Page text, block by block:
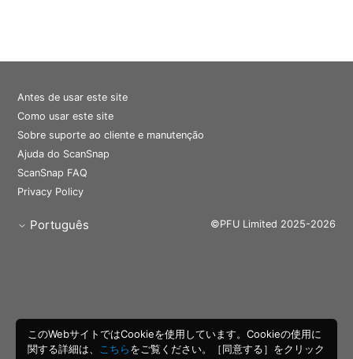
Antes de usar este site
Como usar este site
Sobre suporte ao cliente e manutenção
Ajuda do ScanSnap
ScanSnap FAQ
Privacy Policy
Português ©PFU Limited 2025-2026
このWebサイトではCookieを使用しています。Cookieの使用に
関する詳細は、
こちらをご覧ください。［同意する］をクリック